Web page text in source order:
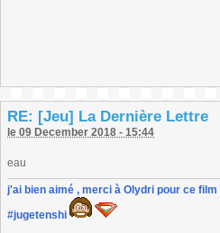
RE: [Jeu] La Dernière Lettre
le 09 December 2018 - 15:44
eau
j'ai bien aimé , merci à Olydri pour ce
#jugetenshi